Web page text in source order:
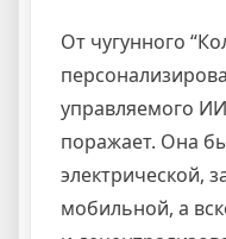
От чугунного
управляемого
поражает. Она
электрической,
мобильной, а